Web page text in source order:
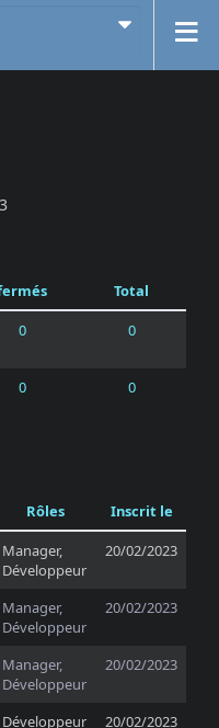
Total
0 0
0 0
Rôles
Inscrit le
Manager,
Développeur
20/02/2023
Manager,
Développeur
20/02/2023
Manager,
Développeur
20/02/2023
Développeur
20/02/2023